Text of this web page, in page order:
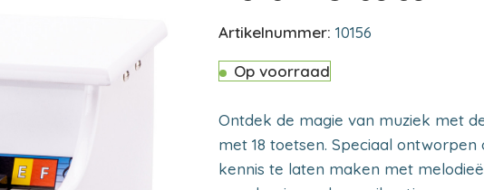
Artikelnummer:10156
Op voorraad
Ontdek de magie van muziek met
met 18 toetsen. Speciaal
kennis te laten maken met